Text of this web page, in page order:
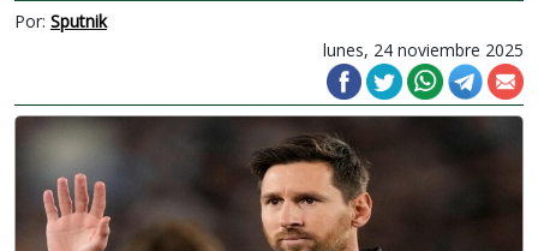
Por: Sputnik
lunes, 24 noviembre 2025